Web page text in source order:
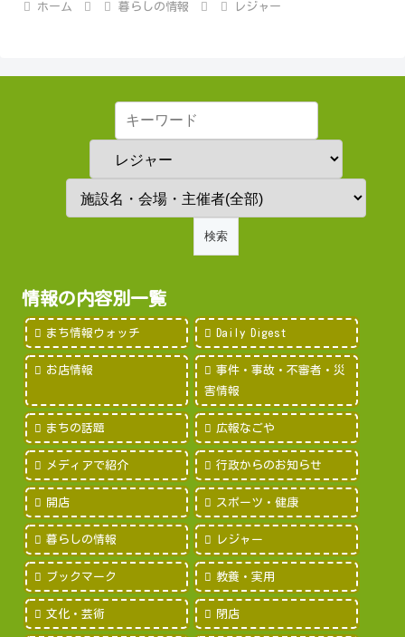
ホーム 暮らしの情報 レジャー
情報の内容別一覧
まち情報ウォッチ Daily Digest
お店情報
事件・事故・不審者・災
害情報
まちの話題 広報なごや
メディアで紹介 行政からのお知らせ
開店 スポーツ・健康
暮らしの情報 レジャー
ブックマーク 教養・実用
文化・芸術 閉店